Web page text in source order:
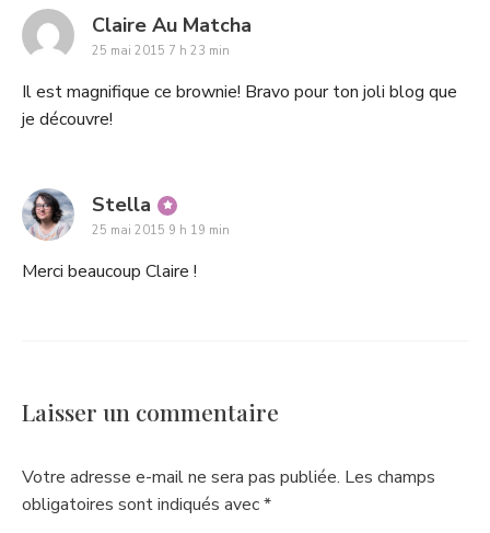
Claire Au Matcha
25 mai 2015 7 h 23 min
Il est magnifique ce brownie! Bravo pour ton joli blog que
je découvre!
Stella says:
25 mai 2015 9 h 19 min
Merci beaucoup Claire !
Laisser un commentaire
Votre adresse e-mail ne sera pas publiée. Les champs
obligatoires sont indiqués avec*